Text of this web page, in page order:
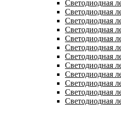
Светодиодная
Светодиодная
Светодиодная
Светодиодная
Светодиодная
Светодиодная
Светодиодная
Светодиодная
Светодиодная
Светодиодная
Светодиодная
Светодиодная